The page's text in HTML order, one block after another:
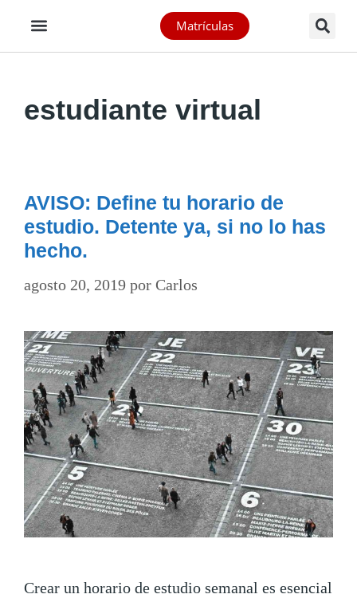
Matrículas
estudiante virtual
AVISO: Define tu horario de
estudio. Detente ya, si no lo has
hecho.
agosto 20, 2019 por Carlos
Crear un horario de estudio semanal es esencial